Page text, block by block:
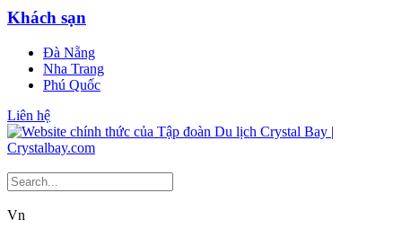
Khách sạn
Đà Nẵng
Nha Trang
Phú Quốc
Liên hệ
Vn